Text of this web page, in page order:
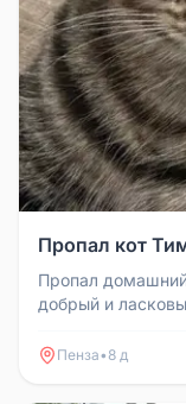
Пропал кот
Пропал
добрый и
Пенза• 8 д